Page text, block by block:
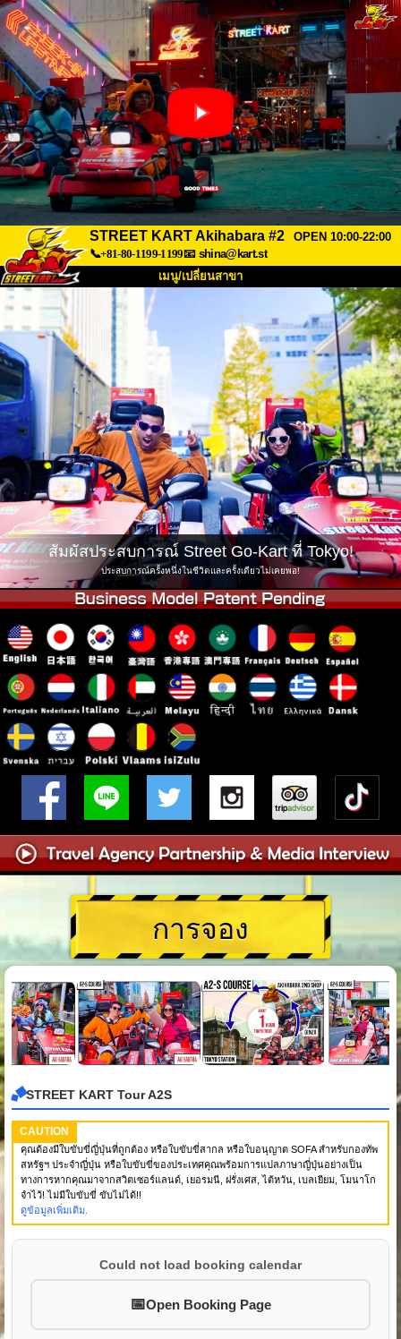
STREET KART Akihabara #2
OPEN 10:00-22:00
📞+81-80-1199-1199📧 shina@kart.st
เมนู/เปลี่ยนสาขา
เกี่ยวกับ ราคา
การเข้าถึง เสียงจากผู้ใช้ คำถามที่พบบ่อย
บริษัท การจอง
เปลี่ยนสาขา
Tokyo Shinagawa Tokyo Akihabara#1
Tokyo Akihabara#2 Tokyo Shibuya
Tokyo Shibuya Annex Tokyo Bay
Tokyo Asakusa Osaka
Okinawa
สัมผัสประสบการณ์ Street Go-Kart ที่ Tokyo!
ประสบการณ์ครั้งหนึ่งในชีวิตและครั้งเดียวไม่เคยพอ!
การจอง
STREET KART Tour A2S
CAUTION
คุณต้องมีใบขับขี่ญี่ปุ่นที่ถูกต้อง หรือใบขับขี่สากล หรือใบอนุญาต SOFA สำหรับกองทัพ
สหรัฐฯ ประจำญี่ปุ่น หรือใบขับขี่ของประเทศคุณพร้อมการแปลภาษาญี่ปุ่นอย่างเป็น
ทางการหากคุณมาจากสวิตเซอร์แลนด์, เยอรมนี, ฝรั่งเศส, ไต้หวัน, เบลเยียม, โมนาโก
จำไว้! ไม่มีใบขับขี่ ขับไม่ได้!!
ดูข้อมูลเพิ่มเติม.
Could not load booking calendar
Open Booking Page